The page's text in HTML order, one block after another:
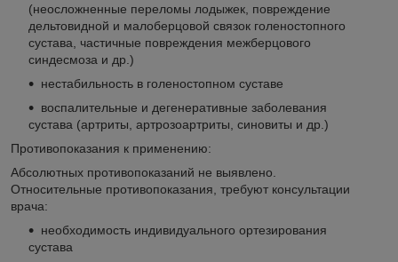
(неосложненные переломы лодыжек, повреждение
дельтовидной и малоберцовой связок голеностопного
сустава, частичные повреждения межберцового
синдесмоза и др.)
нестабильность в голеностопном суставе
воспалительные и дегенеративные заболевания
сустава (артриты, артрозоартриты, синовиты и др.)
Противопоказания к применению:
Абсолютных противопоказаний не выявлено.
Относительные противопоказания, требуют консультации
врача:
необходимость индивидуального ортезирования
сустава